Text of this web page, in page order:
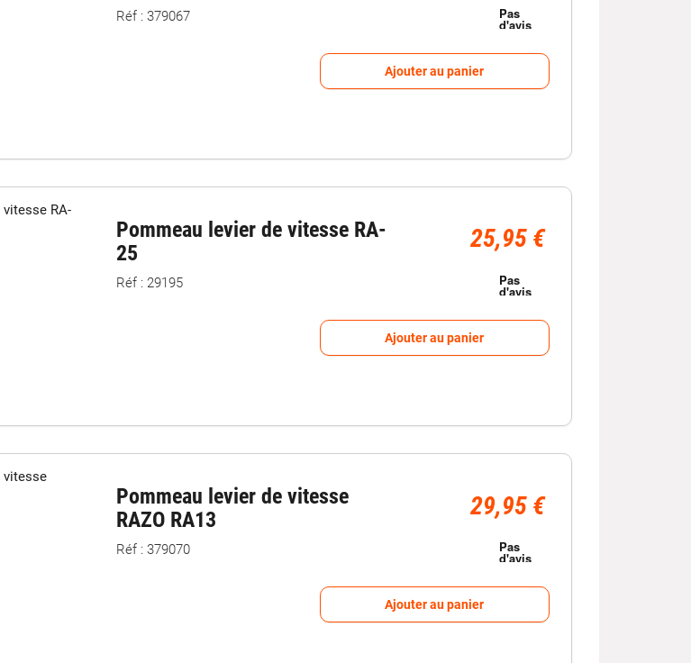
Réf : 379067
Ajouter au panier
Pommeau levier de vitesse RA-
25
25,95 €
Réf : 29195
Ajouter au panier
Pommeau levier de vitesse
RAZO RA13
29,95 €
Réf : 379070
Ajouter au panier